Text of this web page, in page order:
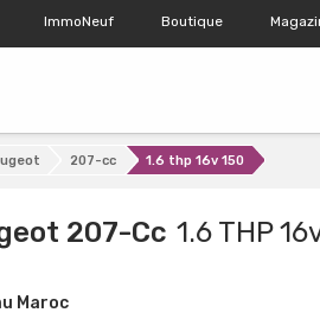
ImmoNeuf Boutique
207-cc 1.6 thp 16v 150
207-Cc 1.6 THP
Maroc